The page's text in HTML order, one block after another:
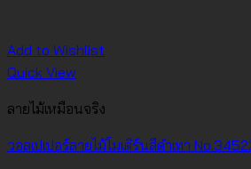
Add to Wishlist
Quick View
ลายไม้เหมือนจริง
วอลเปเปอร์ลายไม้โมเดิร์นสีดำเทา